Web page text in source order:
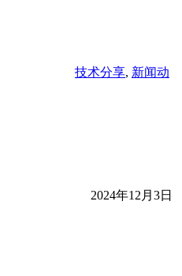
技术分享, 新闻动
2024年12月3日